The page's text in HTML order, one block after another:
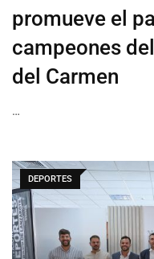
promueve el
campeones
del Carmen
…
DEPORTES